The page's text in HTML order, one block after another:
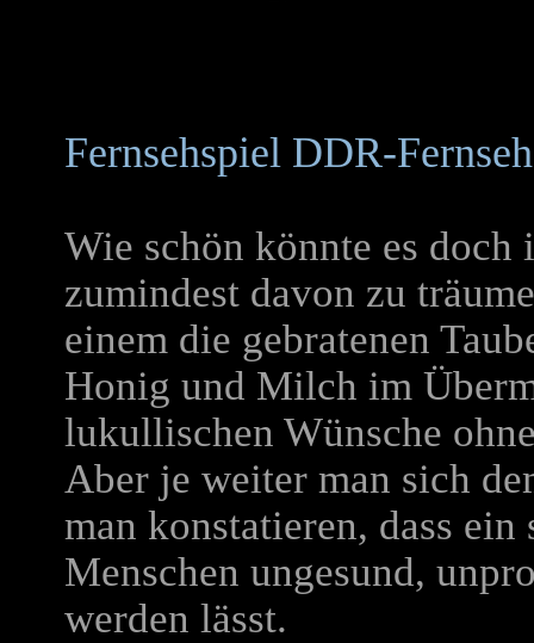
Fernsehspiel DDR-
Wie schön könnte es
zumindest davon zu
einem die gebratenen
Honig und Milch im
lukullischen Wünsche
Aber je weiter man sich
man konstatieren, dass
Menschen ungesund,
werden lässt.